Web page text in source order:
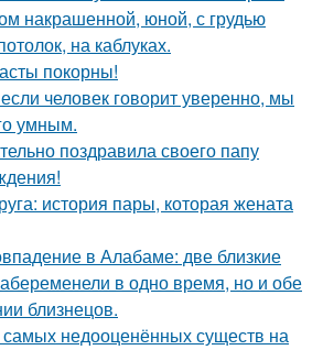
накрашенной, юной, с грудью
на каблуках.
покорны!
человек говорит уверенно, мы
умным.
поздравила своего папу
история пары, которая жената
в Алабаме: две близкие
в одно время, но и обе
близнецов.
недооценённых существ на